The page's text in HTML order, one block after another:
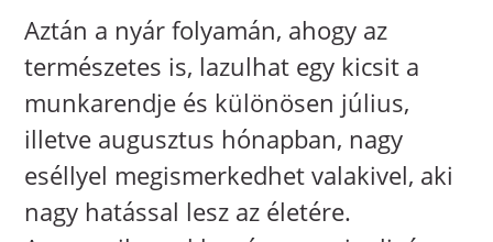
Aztán a nyár folyamán, ahogy az
természetes is, lazulhat egy kicsit a
munkarendje és különösen július,
illetve augusztus hónapban, nagy
eséllyel megismerkedhet valakivel, aki
nagy hatással lesz az életére.